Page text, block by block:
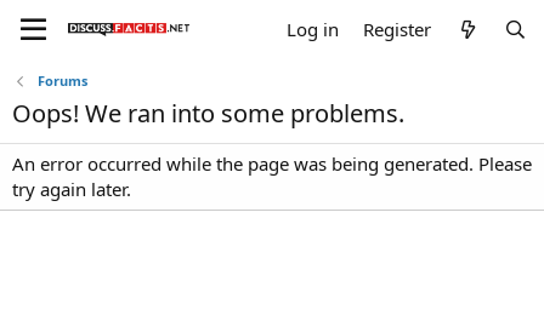
Log in Register
Forums
Oops! We ran into some problems.
An error occurred while the page was being generated. Please
try again later.